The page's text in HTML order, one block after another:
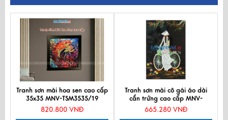
Tranh sơn mài hoa sen cao cấp
35x35 MNV-TSM3535/19
820.800 VNĐ
Tranh sơn mài cô gái áo dài
cẩn trứng cao cấp MNV-
TSM2030
665.280 VNĐ